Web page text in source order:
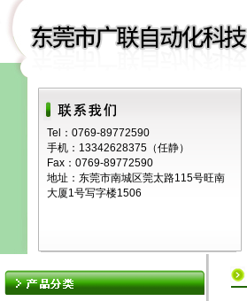
Tel：0769-89772590
手机：13342628375（任静）
Fax：0769-89772590
地址：东莞市南城区莞太路115号旺南
大厦1号写字楼1506